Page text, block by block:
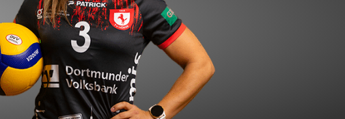
Frauke Bartonitz
#3
Set Card